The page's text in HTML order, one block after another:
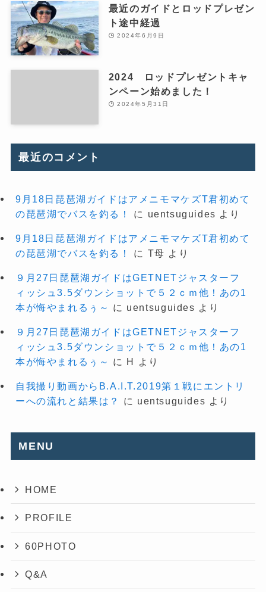
最近のガイドとロッドプレゼン
ト途中経過
2024年6月9日
2024 ロッドプレゼントキャ
ンペーン始めました！
2024年5月31日
最近のコメント
9月18日琵琶湖ガイドはアメニモマケズT君初めて
の琵琶湖でバスを釣る！
に uentsuguides より
9月18日琵琶湖ガイドはアメニモマケズT君初めて
の琵琶湖でバスを釣る！
に T母 より
９月27日琵琶湖ガイドはGETNETジャスターフ
ィッシュ3.5ダウンショットで５２ｃｍ他！あの1
本が悔やまれるぅ～
に uentsuguides より
９月27日琵琶湖ガイドはGETNETジャスターフ
ィッシュ3.5ダウンショットで５２ｃｍ他！あの1
本が悔やまれるぅ～
に H より
自我撮り動画からB.A.I.T.2019第１戦にエントリ
ーへの流れと結果は？
に uentsuguides より
MENU
HOME
PROFILE
60PHOTO
Q&A